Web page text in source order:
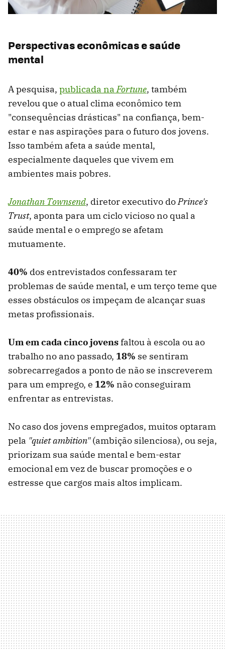
Perspectivas econômicas e saúde
mental
A pesquisa, publicada naFortune, também
revelou que o atual clima econômico tem
"consequências drásticas" na confiança, bem-
estar e nas aspirações para o futuro dos jovens.
Isso também afeta a saúde mental,
especialmente daqueles que vivem em
ambientes mais pobres.
Jonathan Townsend, diretor executivo doPrince's
Trust, aponta para um ciclo vicioso no qual a
saúde mental e o emprego se afetam
mutuamente.
40% dos entrevistados confessaram ter
problemas de saúde mental, e um terço teme que
esses obstáculos os impeçam de alcançar suas
metas profissionais.
Um em cada cinco jovensfaltou à escola ou ao
trabalho no ano passado, 18% se sentiram
sobrecarregados a ponto de não se inscreverem
para um emprego, e 12% não conseguiram
enfrentar as entrevistas.
No caso dos jovens empregados, muitos optaram
pela "quiet ambition"(ambição silenciosa), ou seja,
priorizam sua saúde mental e bem-estar
emocional em vez de buscar promoções e o
estresse que cargos mais altos implicam.